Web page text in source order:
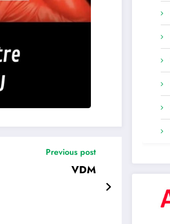
Previous post
VDM